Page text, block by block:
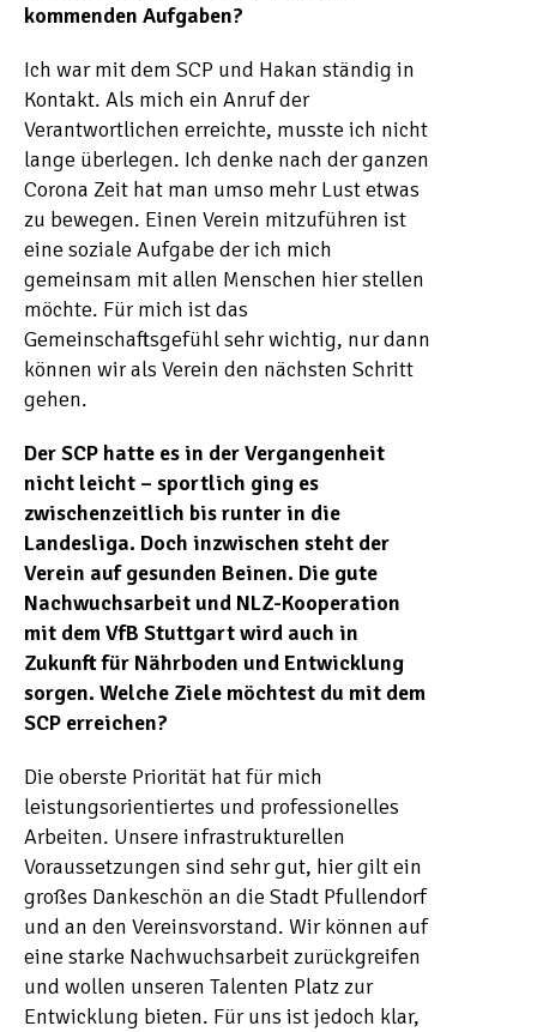
kommenden Aufgaben?
Ich war mit dem SCP und Hakan ständig in
Kontakt. Als mich ein Anruf der
Verantwortlichen erreichte, musste ich nicht
lange überlegen. Ich denke nach der ganzen
Corona Zeit hat man umso mehr Lust etwas
zu bewegen. Einen Verein mitzuführen ist
eine soziale Aufgabe der ich mich
gemeinsam mit allen Menschen hier stellen
möchte. Für mich ist das
Gemeinschaftsgefühl sehr wichtig, nur dann
können wir als Verein den nächsten Schritt
gehen.
Der SCP hatte es in der Vergangenheit
nicht leicht – sportlich ging es
zwischenzeitlich bis runter in die
Landesliga. Doch inzwischen steht der
Verein auf gesunden Beinen. Die gute
Nachwuchsarbeit und NLZ-Kooperation
mit dem VfB Stuttgart wird auch in
Zukunft für Nährboden und Entwicklung
sorgen. Welche Ziele möchtest du mit dem
SCP erreichen?
Die oberste Priorität hat für mich
leistungsorientiertes und professionelles
Arbeiten. Unsere infrastrukturellen
Voraussetzungen sind sehr gut, hier gilt ein
großes Dankeschön an die Stadt Pfullendorf
und an den Vereinsvorstand. Wir können auf
eine starke Nachwuchsarbeit zurückgreifen
und wollen unseren Talenten Platz zur
Entwicklung bieten. Für uns ist jedoch klar,